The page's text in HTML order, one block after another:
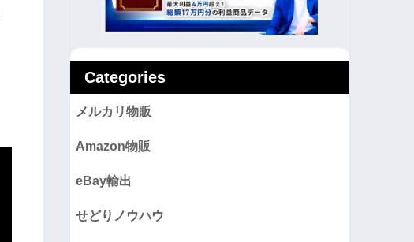
Categories
メルカリ物販
Amazon物販
eBay輸出
せどりノウハウ